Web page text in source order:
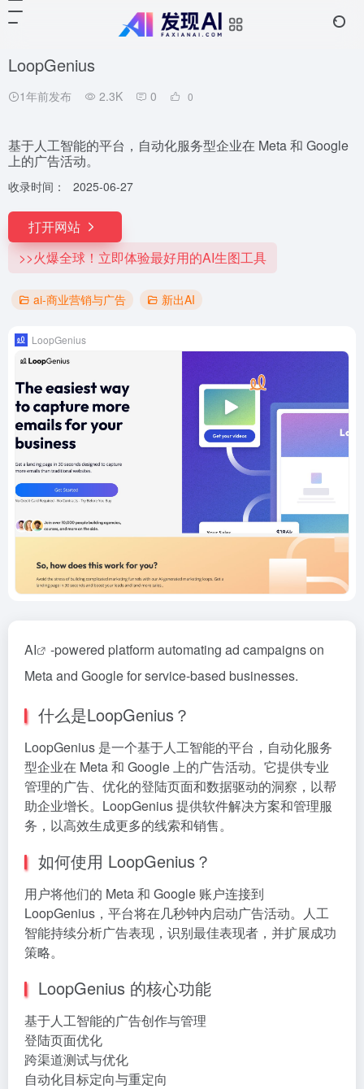
LoopGenius
1年前发布 2.3K 0 0
基于人工智能的平台，自动化服务型企业在 Meta 和 Google
上的广告活动。
收录时间： 2025-06-27
打开网站
>>火爆全球！立即体验最好用的AI生图工具
ai-商业营销与广告 新出AI
LoopGenius
AI
-powered platform automating ad campaigns on
Meta and Google for service-based businesses.
什么是LoopGenius？
LoopGenius 是一个基于人工智能的平台，自动化服务
型企业在 Meta 和 Google 上的广告活动。它提供专业
管理的广告、优化的登陆页面和数据驱动的洞察，以帮
助企业增长。LoopGenius 提供软件解决方案和管理服
务，以高效生成更多的线索和销售。
如何使用 LoopGenius？
用户将他们的 Meta 和 Google 账户连接到
LoopGenius，平台将在几秒钟内启动广告活动。人工
智能持续分析广告表现，识别最佳表现者，并扩展成功
策略。
LoopGenius 的核心功能
基于人工智能的广告创作与管理
登陆页面优化
跨渠道测试与优化
自动化目标定向与重定向